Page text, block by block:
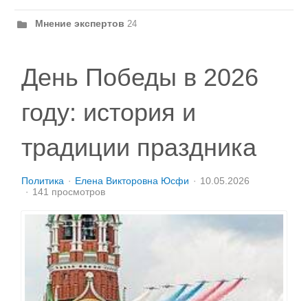
Мнение экспертов 24
День Победы в 2026
году: история и
традиции праздника
Политика Елена Викторовна Юсфи
10.05.2026
141 просмотров